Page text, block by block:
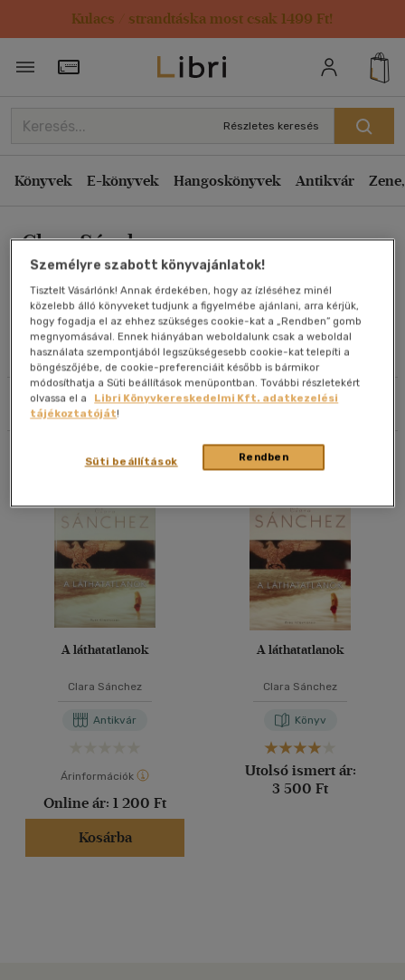
Kulacs / strandtáska most csak 1499 Ft!
Törzsvásárlói Kártya adatai
Részletes keresés
Könyvek E-könyvek Hangoskönyvek Antikvár
Clara Sánchez
Művei
Olvasói vélemények
Szűrés Rendezés
Rendezés
Kiadás éve szerint csökkenő
Ár szerint csökkenő
Eladott darabszám szerint csökkenő
Eladott darabszám szerint növekvő
Cím szerint A-Z
Szerző szerint A-Z
Megjelenítés
20 db / oldal
Összesen db
A láthatatlanok
Clara Sánchez
Antikvár
Árinformációk
Online ár: 1 200 Ft
Kosárba
A láthatatlanok
Clara Sánchez
Könyv
Utolsó ismert ár:
3 500 Ft
Személyre szabott könyvajánlatok!
Tisztelt Vásárlónk! Annak érdekében, hogy az ízléséhez minél
közelebb álló könyveket tudjunk a figyelmébe ajánlani, arra kérjük,
hogy fogadja el az ehhez szükséges cookie-kat a „Rendben” gomb
megnyomásával. Ennek hiányában weboldalunk csak a weboldal
használata szempontjából legszükségesebb cookie-kat telepíti a
böngészőjébe, de cookie-preferenciáit később is bármikor
módosíthatja a Süti beállítások menüpontban. További részletekért
olvassa el a
Libri Könyvkereskedelmi Kft. adatkezelési
tájékoztatóját!
Rendben
Süti beállítások